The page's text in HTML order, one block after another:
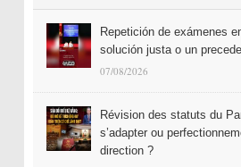
Repetición de exámenes
solución justa o un
07/08/2026
Révision des statuts du
s’adapter ou
direction ?